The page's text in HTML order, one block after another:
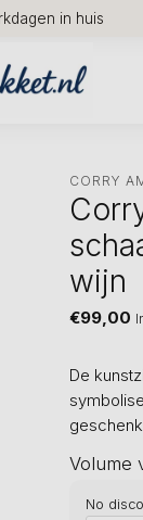
in huis
CORRY
wijn
€99,00
De
Volume
No